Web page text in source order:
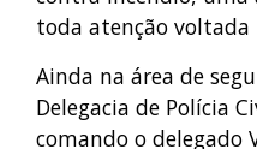
toda atenção voltada
Ainda na área de
Delegacia de Polícia
comando o delegado